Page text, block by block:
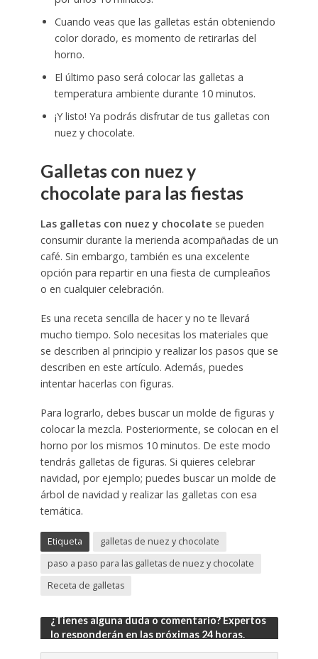
Cuando veas que las galletas están obteniendo
color dorado, es momento de retirarlas del
horno.
El último paso será colocar las galletas a
temperatura ambiente durante 10 minutos.
¡Y listo! Ya podrás disfrutar de tus galletas con
nuez y chocolate.
Galletas con nuez y
chocolate para las fiestas
Las galletas con nuez y chocolate se pueden
consumir durante la merienda acompañadas de un
café. Sin embargo, también es una excelente
opción para repartir en una fiesta de cumpleaños
o en cualquier celebración.
Es una receta sencilla de hacer y no te llevará
mucho tiempo. Solo necesitas los materiales que
se describen al principio y realizar los pasos que se
describen en este artículo. Además, puedes
intentar hacerlas con figuras.
Para lograrlo, debes buscar un molde de figuras y
colocar la mezcla. Posteriormente, se colocan en el
horno por los mismos 10 minutos. De este modo
tendrás galletas de figuras. Si quieres celebrar
navidad, por ejemplo; puedes buscar un molde de
árbol de navidad y realizar las galletas con esa
temática.
Etiqueta
galletas de nuez y chocolate
paso a paso para las galletas de nuez y chocolate
Receta de galletas
¿Tienes alguna duda o comentario? Expertos
lo responderán en las próximas 24 horas.